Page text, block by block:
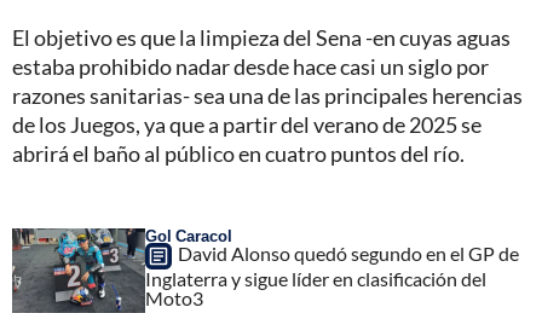
El objetivo es que la limpieza del Sena -en cuyas aguas
estaba prohibido nadar desde hace casi un siglo por
razones sanitarias- sea una de las principales herencias
de los Juegos, ya que a partir del verano de 2025 se
abrirá el baño al público en cuatro puntos del río.
Gol Caracol
David Alonso quedó segundo en el GP de
Inglaterra y sigue líder en clasificación del
Moto3